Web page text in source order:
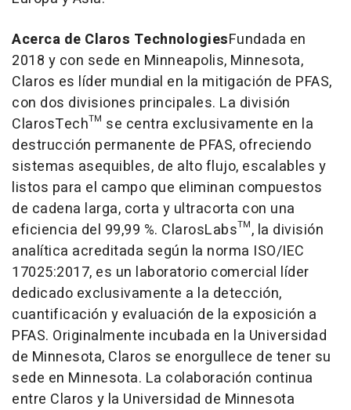
Acerca de Claros TechnologiesFundada en
2018 y con sede en Minneapolis, Minnesota,
Claros es líder mundial en la mitigación de PFAS,
con dos divisiones principales. La división
ClarosTech™ se centra exclusivamente en la
destrucción permanente de PFAS, ofreciendo
sistemas asequibles, de alto flujo, escalables y
listos para el campo que eliminan compuestos
de cadena larga, corta y ultracorta con una
eficiencia del 99,99 %. ClarosLabs™, la división
analítica acreditada según la norma ISO/IEC
17025:2017, es un laboratorio comercial líder
dedicado exclusivamente a la detección,
cuantificación y evaluación de la exposición a
PFAS. Originalmente incubada en la Universidad
de Minnesota, Claros se enorgullece de tener su
sede en Minnesota. La colaboración continua
entre Claros y la Universidad de Minnesota